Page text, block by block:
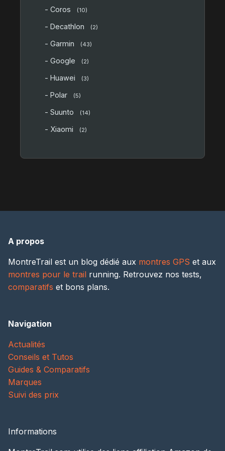
- Coros (10)
- Decathlon (2)
- Garmin (43)
- Google (2)
- Huawei (3)
- Polar (5)
- Suunto (14)
- Xiaomi (2)
A propos
MontreTrail est un blog dédié aux montres GPS et aux
montres pour le trail running. Retrouvez nos tests,
comparatifs et bons plans.
Navigation
Actualités
Conseils et Tutos
Guides & Comparatifs
Marques
Suivi des prix
Informations